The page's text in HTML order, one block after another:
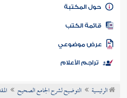
كتاب الأمة
المكتبة
الكتب
موضوعي
تراجم الأعلام
الرئيسية التوضيح لشرح الجامع الصحيح